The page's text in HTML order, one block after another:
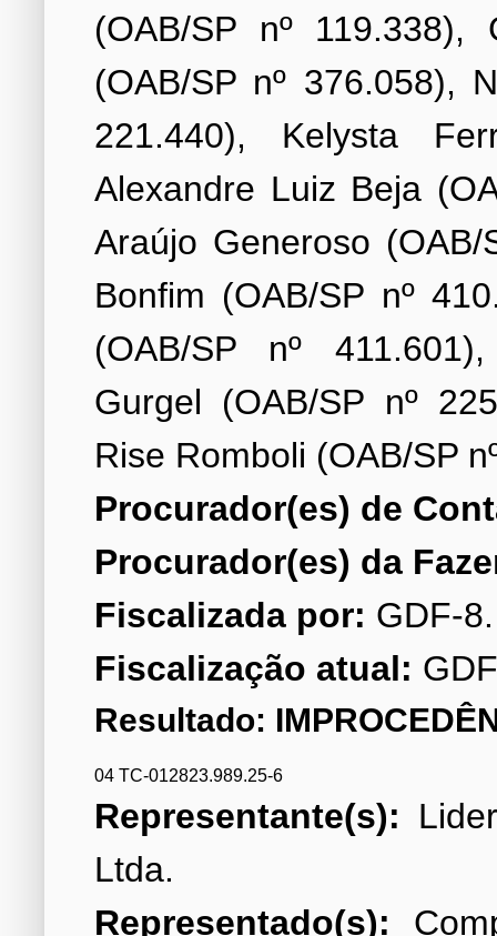
(OAB/SP nº 119.338),
(OAB/SP nº 376.058),
221.440), Kelysta
Alexandre Luiz Beja
Araújo Generoso
Bonfim (OAB/SP nº
(OAB/SP nº
Gurgel (OAB/SP nº
Procurador(es) de
Procurador(es) da
Fiscalizada por:
Fiscalização atual:
Resultado:
04 TC-012823.989.25-6
Representante(s):
Representado(s):